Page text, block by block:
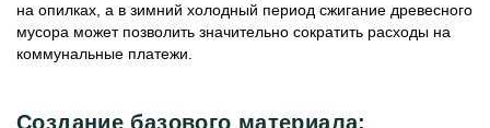
на опилках, а в зимний холодный период сжигание древесного
мусора может позволить значительно сократить расходы на
коммунальные платежи.
Создание базового материала: